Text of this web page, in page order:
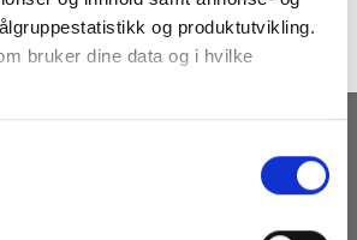
og produktutvikling.
bruker dine data og i hvilke
om den geografiske